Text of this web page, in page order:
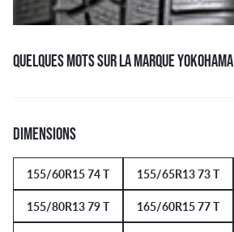
QUELQUES MOTS SUR LA MARQUE YOKOHAMA
DIMENSIONS
155/60R15 74 T 155/65R13 73 T
155/80R13 79 T
165/60R15 77 T